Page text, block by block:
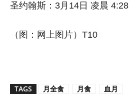
圣约翰斯：3月14日 凌晨 4:28
（图：网上图片）T10
TAGS 月全食 月食 血月